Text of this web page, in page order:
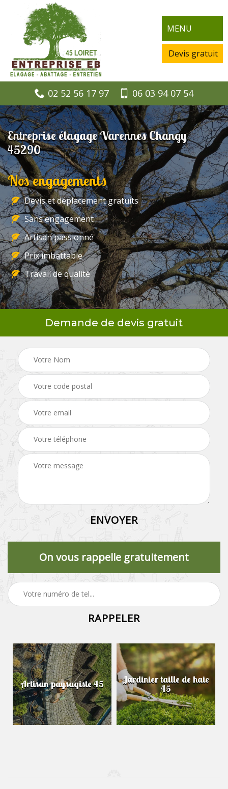
MENU
Devis gratuit
02 52 56 17 97 06 03 94 07 54
Entreprise élagage Varennes Changy
45290
Nos engagements
Devis et déplacement gratuits
Sans engagement
Artisan passionné
Prix imbattable
Travail de qualité
Demande de devis gratuit
On vous rappelle gratuitement
Artisan paysagiste 45 Jardinier taille de haie
45